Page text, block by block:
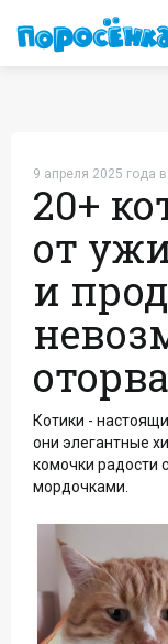
9 апреля 2025 года
20+
от
и
Котики -
они элегантные
комочки радости